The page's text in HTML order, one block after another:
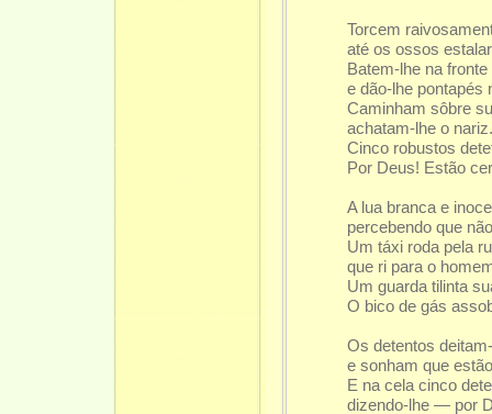
Torcem
até os ossos
Batem-lhe na
e dão-lhe pontapés
Caminham sôbre
achatam-lhe o
Cinco robustos
Por Deus! Estão
A lua branca e
percebendo que
Um táxi roda pela
que ri para o
Um guarda tilinta
O bico de gás
Os detentos
e sonham que
E na cela cinco
dizendo-lhe — por